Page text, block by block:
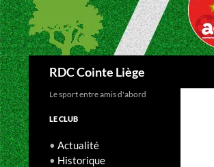
RDC Cointe Liège
Le sport entre amis d'abord
LE CLUB
• Actualité
• Historique